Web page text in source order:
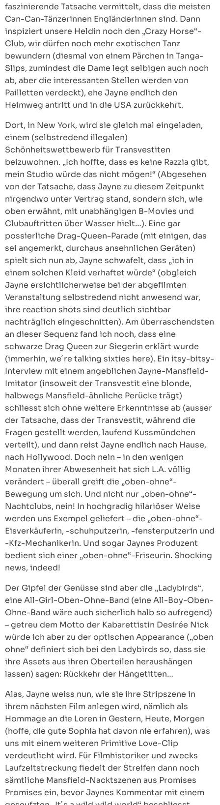
faszinierende Tatsache vermittelt, dass die meisten
Can-Can-Tänzerinnen Engländerinnen sind. Dann
inspiziert unsere Heldin noch den „Crazy Horse“-
Club, wir dürfen noch mehr exotischen Tanz
bewundern (diesmal von einem Pärchen in Tanga-
Slips, zumindest die Dame legt selbigen auch noch
ab, aber die interessanten Stellen werden von
Pailletten verdeckt), ehe Jayne endlich den
Heimweg antritt und in die USA zurückkehrt.
Dort, in New York, wird sie gleich mal eingeladen,
einem (selbstredend illegalen)
Schönheitswettbewerb für Transvestiten
beizuwohnen. „Ich hoffte, dass es keine Razzia gibt,
mein Studio würde das nicht mögen!“ (Abgesehen
von der Tatsache, dass Jayne zu diesem Zeitpunkt
nirgendwo unter Vertrag stand, sondern sich, wie
oben erwähnt, mit unabhängigen B-Movies und
Clubauftritten über Wasser hielt…). Eine gar
possierliche Drag-Queen-Parade (mit einigen, das
sei angemerkt, durchaus ansehnlichen Geräten)
spielt sich nun ab, Jayne schwafelt, dass „ich in
einem solchen Kleid verhaftet würde“ (obgleich
Jayne ersichtlicherweise bei der abgefilmten
Veranstaltung selbstredend nicht anwesend war,
ihre reaction shots sind deutlich sichtbar
nachträglich eingeschnitten). Am überraschendsten
an dieser Sequenz fand ich noch, dass eine
schwarze Drag Queen zur Siegerin erklärt wurde
(immerhin, we´re talking sixties here). Ein itsy-bitsy-
Interview mit einem angeblichen Jayne-Mansfield-
Imitator (insoweit der Transvestit eine blonde,
halbwegs Mansfield-ähnliche Perücke trägt)
schliesst sich ohne weitere Erkenntnisse ab (ausser
der Tatsache, dass der Transvestit, während die
Fragen gestellt werden, laufend Kussmündchen
verteilt), und dann reist Jayne endlich nach Hause,
nach Hollywood. Doch nein – in den wenigen
Monaten ihrer Abwesenheit hat sich L.A. völlig
verändert – überall greift die „oben-ohne“-
Bewegung um sich. Und nicht nur „oben-ohne“-
Nachtclubs, nein! In hochgradig hilariöser Weise
werden uns Exempel geliefert – die „oben-ohne“-
Eisverkäuferin, -schuhputzerin, -fensterputzerin und
-Kfz-Mechanikerin. Und sogar Jaynes Produzent
bedient sich einer „oben-ohne“-Friseurin. Shocking
news, indeed!
Der Gipfel der Genüsse sind aber die „Ladybirds“,
eine All-Girl-Oben-Ohne-Band (eine All-Boy-Oben-
Ohne-Band wäre auch sicherlich halb so aufregend)
– getreu dem Motto der Kabarettistin Desirée Nick
würde ich aber zu der optischen Appearance („oben
ohne“ definiert sich bei den Ladybirds so, dass sie
ihre Assets aus ihren Oberteilen heraushängen
lassen) sagen: Rückkehr der Hängetitten…
Alas, Jayne weiss nun, wie sie ihre Stripszene in
ihrem nächsten Film anlegen wird, nämlich als
Hommage an die Loren in Gestern, Heute, Morgen
(hoffe, die gute Sophia hat davon nie erfahren), was
uns mit einem weiteren Primitive Love-Clip
verdeutlicht wird. Für Filmhistoriker und zwecks
Laufzeitstreckung fiedelt der Streifen dann noch
sämtliche Mansfield-Nacktszenen aus Promises
Promises ein, bevor Jaynes Kommentar mit einem